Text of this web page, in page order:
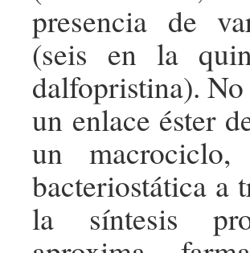
presencia de
(seis en la
dalfopristina). No
un enlace éster
un
bacteriostática a
la síntesis